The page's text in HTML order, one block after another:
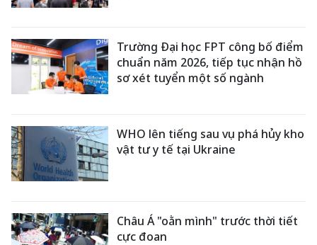
Trường Đại học FPT công bố điểm
chuẩn năm 2026, tiếp tục nhận hồ
sơ xét tuyển một số ngành
WHO lên tiếng sau vụ phá hủy kho
vật tư y tế tại Ukraine
Châu Á "oằn mình" trước thời tiết
cực đoan